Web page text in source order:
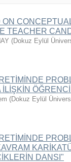
TEACHER
(Dokuz Eylül
(Dokuz Eylül
DANSI"